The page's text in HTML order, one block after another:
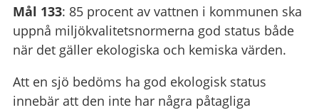
Mål 133: 85 procent av vattnen i kommunen ska
uppnå miljökvalitetsnormerna god status både
när det gäller ekologiska och kemiska värden.
Att en sjö bedöms ha god ekologisk status
innebär att den inte har några påtagliga